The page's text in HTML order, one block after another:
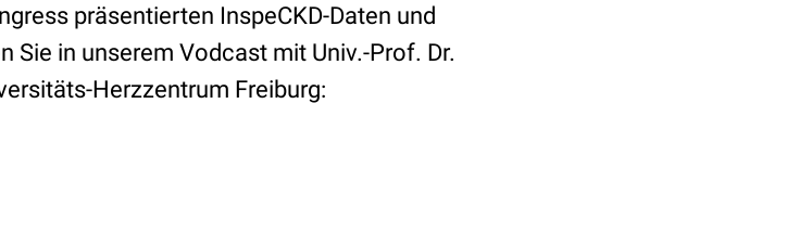
präsentierten InspeCKD-Daten und
Sie in unserem Vodcast mit Univ.-Prof. Dr.
Herzzentrum Freiburg: